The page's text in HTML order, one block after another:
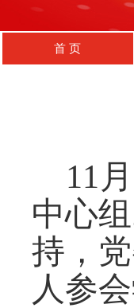
首 页
11
中心
持，
人参